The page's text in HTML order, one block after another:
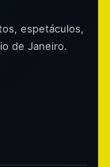
espetáculos,
de Janeiro.